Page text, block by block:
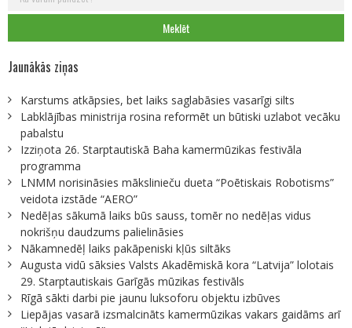
Jaunākās ziņas
Karstums atkāpsies, bet laiks saglabāsies vasarīgi silts
Labklājības ministrija rosina reformēt un būtiski uzlabot vecāku
pabalstu
Izziņota 26. Starptautiskā Baha kamermūzikas festivāla
programma
LNMM norisināsies mākslinieču dueta “Poētiskais Robotisms”
veidota izstāde “AERO”
Nedēļas sākumā laiks būs sauss, tomēr no nedēļas vidus
nokrišņu daudzums palielināsies
Nākamnedēļ laiks pakāpeniski kļūs siltāks
Augusta vidū sāksies Valsts Akadēmiskā kora “Latvija” lolotais
29. Starptautiskais Garīgās mūzikas festivāls
Rīgā sākti darbi pie jaunu luksoforu objektu izbūves
Liepājas vasarā izsmalcināts kamermūzikas vakars gaidāms arī